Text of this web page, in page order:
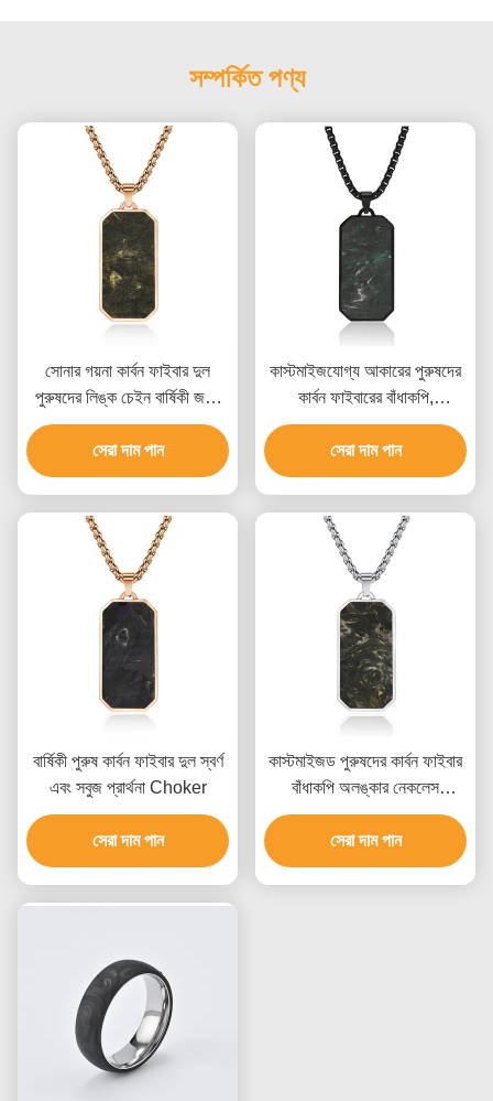
সম্পর্কিত পণ্য
সোনার গয়না কার্বন ফাইবার দুল
পুরুষদের লিঙ্ক চেইন বার্ষিকী জন্য
নেকলেস
সেরা দাম পান
কাস্টমাইজযোগ্য আকারের পুরুষদের
কার্বন ফাইবারের বাঁধাকপি,
এয়ারস্পেস-গ্রেড উপাদান এবং
অনন্য মার্বেল প্যাটার্ন সহ
সেরা দাম পান
বার্ষিকী পুরুষ কার্বন ফাইবার দুল স্বর্ণ
এবং সবুজ প্রার্থনা Choker
সেরা দাম পান
কাস্টমাইজড পুরুষদের কার্বন ফাইবার
বাঁধাকপি অলঙ্কার নেকলেস
ফ্যাশনেবল
সেরা দাম পান